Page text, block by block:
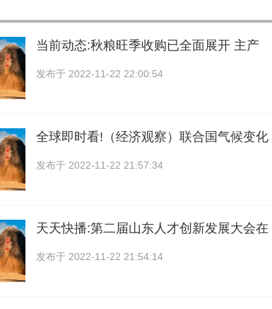
当前动态:秋粮旺季收购已全面展开 主产
发布于 2022-11-22 22:00:54
全球即时看!（经济观察）联合国气候变化
发布于 2022-11-22 21:57:34
天天快播:第二届山东人才创新发展大会在
发布于 2022-11-22 21:54:14